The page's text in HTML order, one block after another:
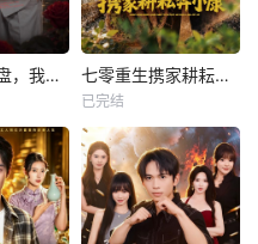
前女友求接盘，我反手闪婚女神 七零重生携家耕耘奔小康
已完结